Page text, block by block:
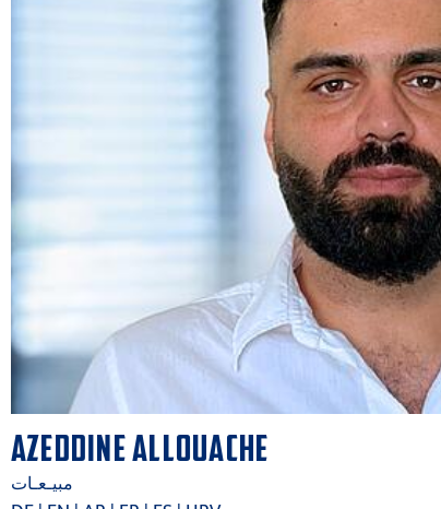
AZEDDINE ALLOUACHE
مبيـعـات